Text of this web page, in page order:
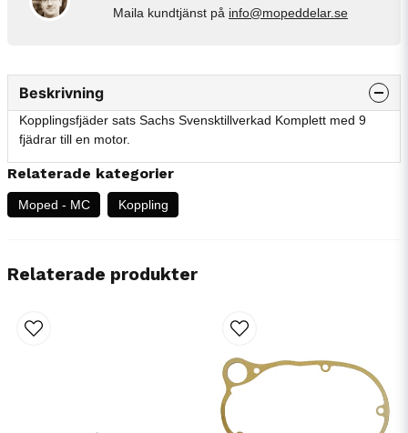
Maila kundtjänst på info@mopeddelar.se
Beskrivning
Kopplingsfjäder sats Sachs Svensktillverkad Komplett med 9
fjädrar till en motor.
Relaterade kategorier
Moped - MC Koppling
Relaterade produkter